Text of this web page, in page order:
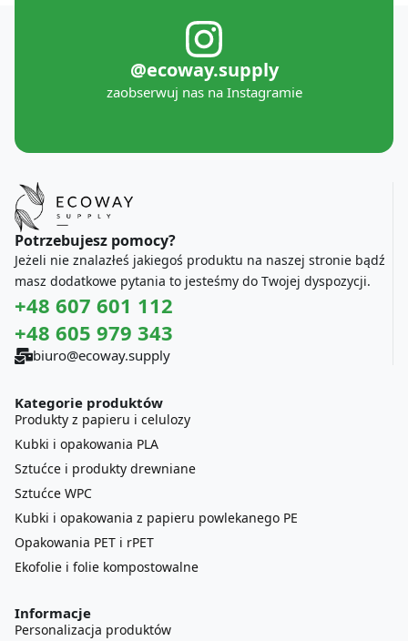
@ecoway.supply
zaobserwuj nas na Instagramie
Potrzebujesz pomocy?
Jeżeli nie znalazłeś jakiegoś produktu na naszej stronie bądź
masz dodatkowe pytania to jesteśmy do Twojej dyspozycji.
+48 607 601 112
+48 605 979 343
biuro@ecoway.supply
Kategorie produktów
Produkty z papieru i celulozy
Kubki i opakowania PLA
Sztućce i produkty drewniane
Sztućce WPC
Kubki i opakowania z papieru powlekanego PE
Opakowania PET i rPET
Ekofolie i folie kompostowalne
Informacje
Personalizacja produktów